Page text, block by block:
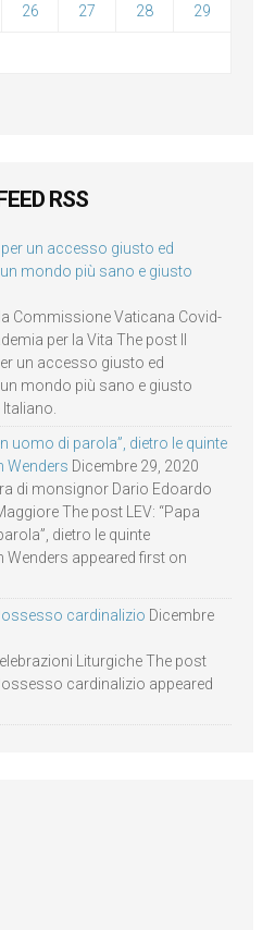
26 27 28 29
RSS
un accesso giusto ed
mondo più sano e giusto
Commissione Vaticana Covid-
per la Vita The post Il
un accesso giusto ed
mondo più sano e giusto
uomo di parola”, dietro le quinte
Wenders Dicembre 29, 2020
di monsignor Dario Edoardo
The post LEV: “Papa
dietro le quinte
Wenders appeared first on
cardinalizio Dicembre
Liturgiche The post
cardinalizio appeared